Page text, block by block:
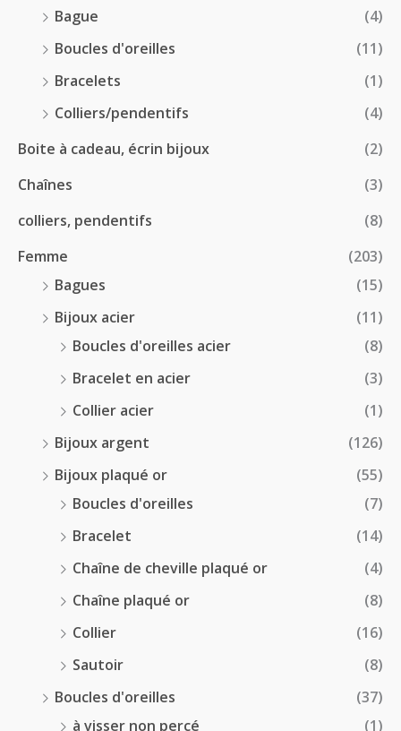
.0
Bague
(4)
Boucles d'oreilles
(11)
Bracelets
(1)
Colliers/pendentifs
(4)
Boite à cadeau, écrin bijoux
(2)
Chaînes
(3)
colliers, pendentifs
(8)
Femme
(203)
Bagues
(15)
Bijoux acier
(11)
Boucles d'oreilles acier
(8)
Bracelet en acier
(3)
Collier acier
(1)
Bijoux argent
(126)
Bijoux plaqué or
(55)
Boucles d'oreilles
(7)
Bracelet
(14)
Chaîne de cheville plaqué or
(4)
Chaîne plaqué or
(8)
Collier
(16)
Sautoir
(8)
Boucles d'oreilles
(37)
à visser non percé
(1)